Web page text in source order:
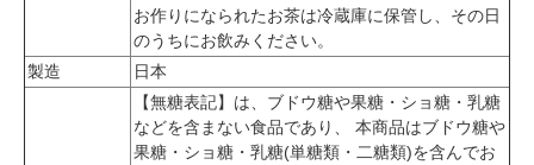
お作りになられたお茶は冷蔵庫に保管し、その日
のうちにお飲みください。
製造
日本
【無糖表記】は、ブドウ糖や果糖・ショ糖・乳糖
などを含まない食品であり、 本商品はブドウ糖や
果糖・ショ糖・乳糖(単糖類・二糖類)を含んでお